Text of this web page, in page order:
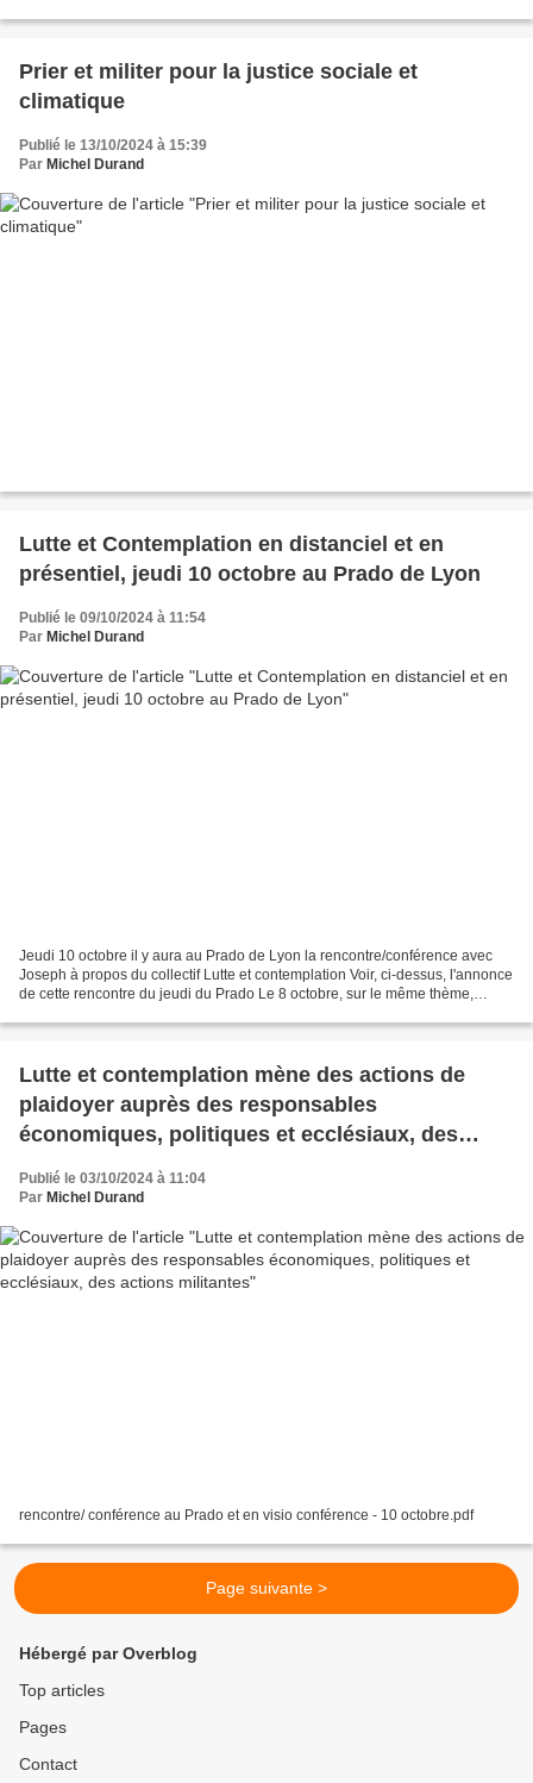
Prier et militer pour la justice sociale et
climatique
Publié le 13/10/2024 à 15:39
Par Michel Durand
Lutte et Contemplation en distanciel et en
présentiel, jeudi 10 octobre au Prado de Lyon
Publié le 09/10/2024 à 11:54
Par Michel Durand
Jeudi 10 octobre il y aura au Prado de Lyon la rencontre/conférence avec
Joseph à propos du collectif Lutte et contemplation Voir, ci-dessus, l'annonce
de cette rencontre du jeudi du Prado Le 8 octobre, sur le même thème,
Lutte et contemplation mène des actions de
plaidoyer auprès des responsables
économiques, politiques et ecclésiaux, des
Publié le 03/10/2024 à 11:04
Par Michel Durand
rencontre/ conférence au Prado et en visio conférence - 10 octobre.pdf
Page suivante >
Hébergé par Overblog
Top articles
Pages
Contact